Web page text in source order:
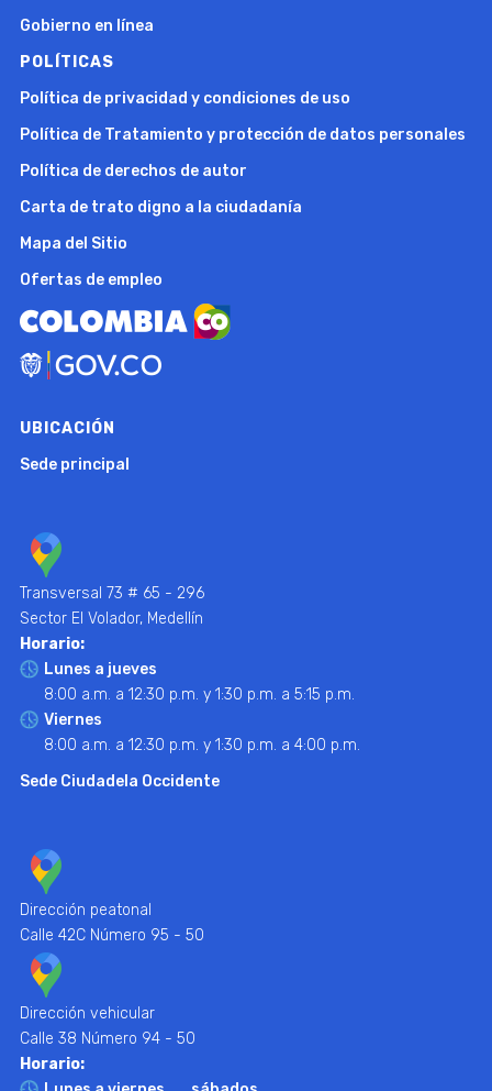
Gobierno en línea
POLÍTICAS
Política de privacidad y condiciones de uso
Política de Tratamiento y protección de datos personales
Política de derechos de autor
Carta de trato digno a la ciudadanía
Mapa del Sitio
Ofertas de empleo
UBICACIÓN
Sede principal
Transversal 73 # 65 - 296
Sector El Volador, Medellín
Horario:
Lunes a jueves
8:00 a.m. a 12:30 p.m. y 1:30 p.m. a 5:15 p.m.
Viernes
8:00 a.m. a 12:30 p.m. y 1:30 p.m. a 4:00 p.m.
Sede Ciudadela Occidente
Dirección peatonal
Calle 42C Número 95 - 50
Dirección vehicular
Calle 38 Número 94 - 50
Horario: